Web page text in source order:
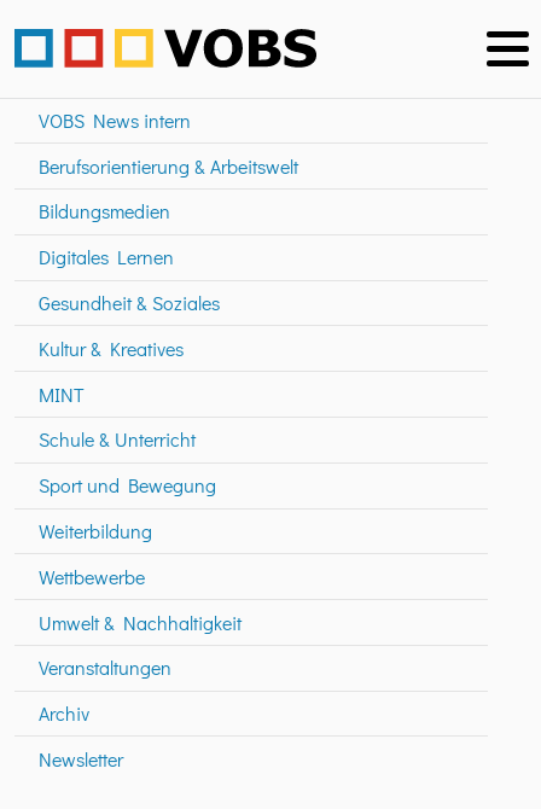
VOBS News intern
Berufsorientierung & Arbeitswelt
Bildungsmedien
Digitales Lernen
Gesundheit & Soziales
Kultur & Kreatives
MINT
Schule & Unterricht
Sport und Bewegung
Weiterbildung
Wettbewerbe
Umwelt & Nachhaltigkeit
Veranstaltungen
Archiv
Newsletter